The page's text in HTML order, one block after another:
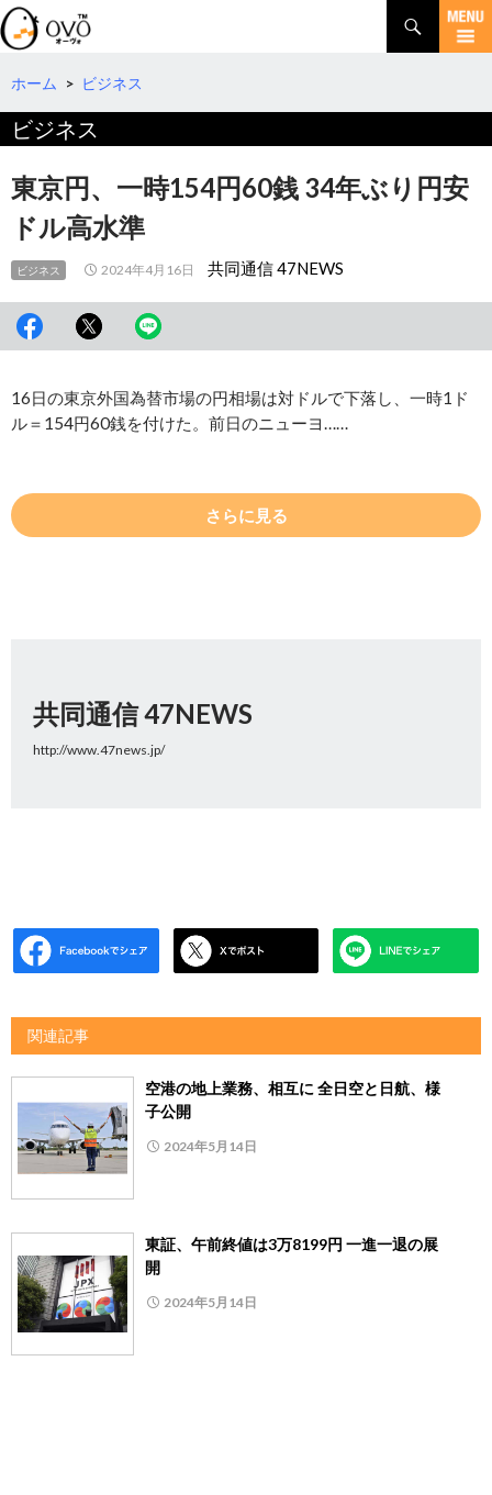
検
索
コ
テ
へ
移
動
ホーム > ビジネス
ビジネス
東京円、一時154円60銭 34年ぶり円安
ドル高水準
ビジネス 2024年4月16日 共同通信 47NEWS
16日の東京外国為替市場の円相場は対ドルで下落し、一時1ド
ル＝154円60銭を付けた。前日のニューヨ……
さらに見る
共同通信 47NEWS
http://www.47news.jp/
関連記事
空港の地上業務、相互に 全日空と日航、様
子公開
2024年5月14日
東証、午前終値は3万8199円 一進一退の展
開
2024年5月14日